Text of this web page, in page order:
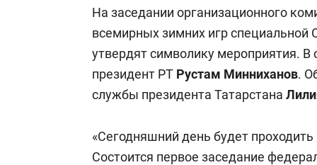
На заседании организационного
всемирных зимних игр
утвердят символику мероприятия.
президент РТ Рустам Минниханов.
службы президента Татарстана
«Сегодняшний день будет
Состоится первое заседание
Рекомендуем
Падел, фитнес, танцы и даже
ниндзя-зал: как ТРЦ «Франт»
Рекомендуем
свою
стрессом»